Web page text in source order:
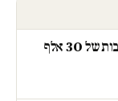
רשות האוכלוסין דרשה מקורבן סחר בבנ״א ערבות של 30 אלף